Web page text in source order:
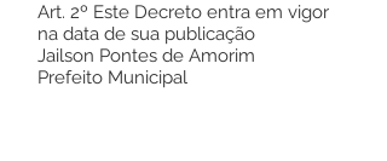
Art. 2º Este Decreto entra em vigor
na data de sua publicação
Jailson Pontes de Amorim
Prefeito Municipal